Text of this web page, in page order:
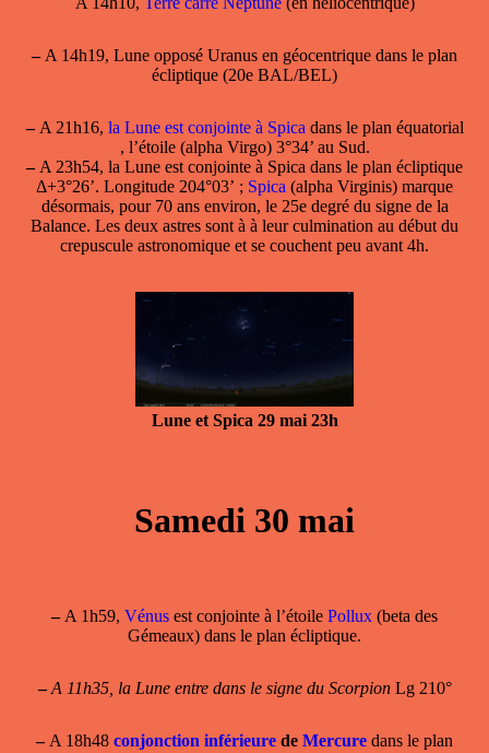
–A 14h19, Lune opposé Uranus en géocentrique dans le plan
écliptique (20e BAL/BEL)
–A 21h16, la Lune est conjointe à Spicadans le plan équatorial
, l’étoile (alpha Virgo) 3°34’ au Sud.
–A 23h54, la Lune est conjointe à Spica dans le plan écliptique
Δ+3°26’. Longitude 204°03’ ; Spica (alpha Virginis) marque
désormais, pour 70 ans environ, le 25e degré du signe de la
Balance. Les deux astres sont à à leur culmination au début du
crepuscule astronomique et se couchent peu avant 4h.
Lune et Spica 29 mai 23h
Samedi 30 mai
–A 1h59, Vénus est conjointe à l’étoile Pollux (beta des
Gémeaux) dans le plan écliptique.
– A 11h35, la Lune entre dans le signe du ScorpionLg 210°
–A 18h48 conjonction inférieure de Mercure dans le plan